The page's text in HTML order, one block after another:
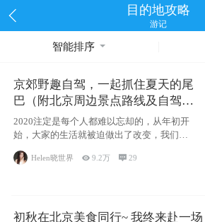
目的地攻略
游记
智能排序
京郊野趣自驾，一起抓住夏天的尾
巴（附北京周边景点路线及自驾攻
略）
2020注定是每个人都难以忘却的，从年初开
始，大家的生活就被迫做出了改变，我们也
不例外。本来双双辞职是为
Helen晓世界 9.2万 29
初秋在北京美食同行~ 我终来赴一场